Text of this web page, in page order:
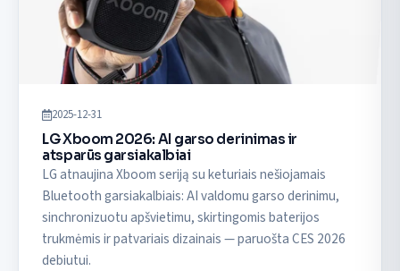
2025-12-31
LG Xboom 2026: AI garso derinimas ir
atsparūs garsiakalbiai
LG atnaujina Xboom seriją su keturiais nešiojamais
Bluetooth garsiakalbiais: AI valdomu garso derinimu,
sinchronizuotu apšvietimu, skirtingomis baterijos
trukmėmis ir patvariais dizainais — paruošta CES 2026
debiutui.